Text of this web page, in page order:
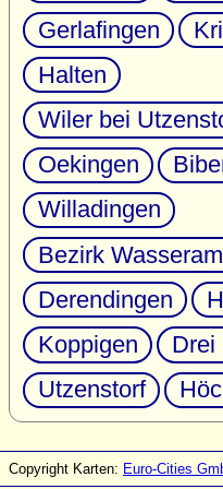
Gerlafingen
Halten
Wiler bei
Oekingen
Willadingen
Bezirk
Derendingen
Koppigen
Drei
Utzenstorf
Copyright Karten: Euro-Cities